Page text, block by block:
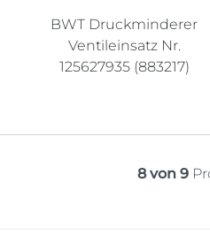
BWT Druckminderer
Ventileinsatz Nr.
125627935 (883217)
8 von 9